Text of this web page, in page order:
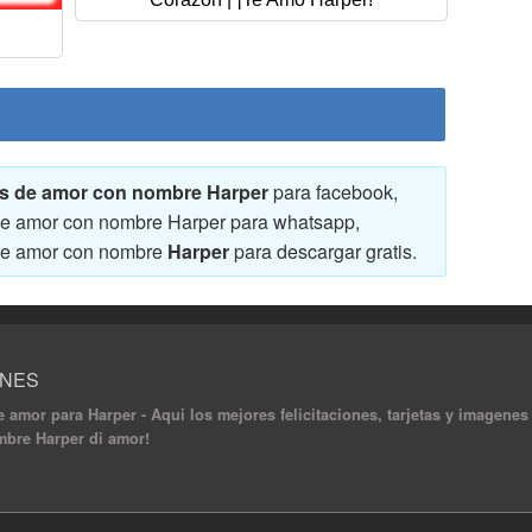
de amor con nombre Harperpara facebook,
amor con nombre Harper para whatsapp,
amor con nombre Harperpara descargar gratis.
amor para Harper - Aqui los mejores felicitaciones, tarjetas y
Harper di amor!